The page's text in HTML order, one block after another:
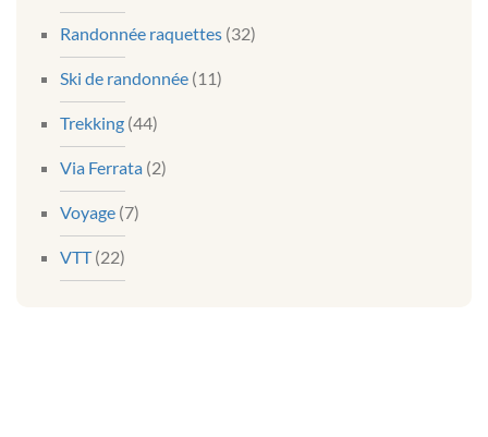
Randonnée raquettes (32)
Ski de randonnée (11)
Trekking (44)
Via Ferrata (2)
Voyage (7)
VTT(22)